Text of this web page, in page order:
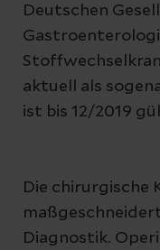
Deutschen
aktuell als
ist bis 12/2019
Die chirurgische
Diagnostik.